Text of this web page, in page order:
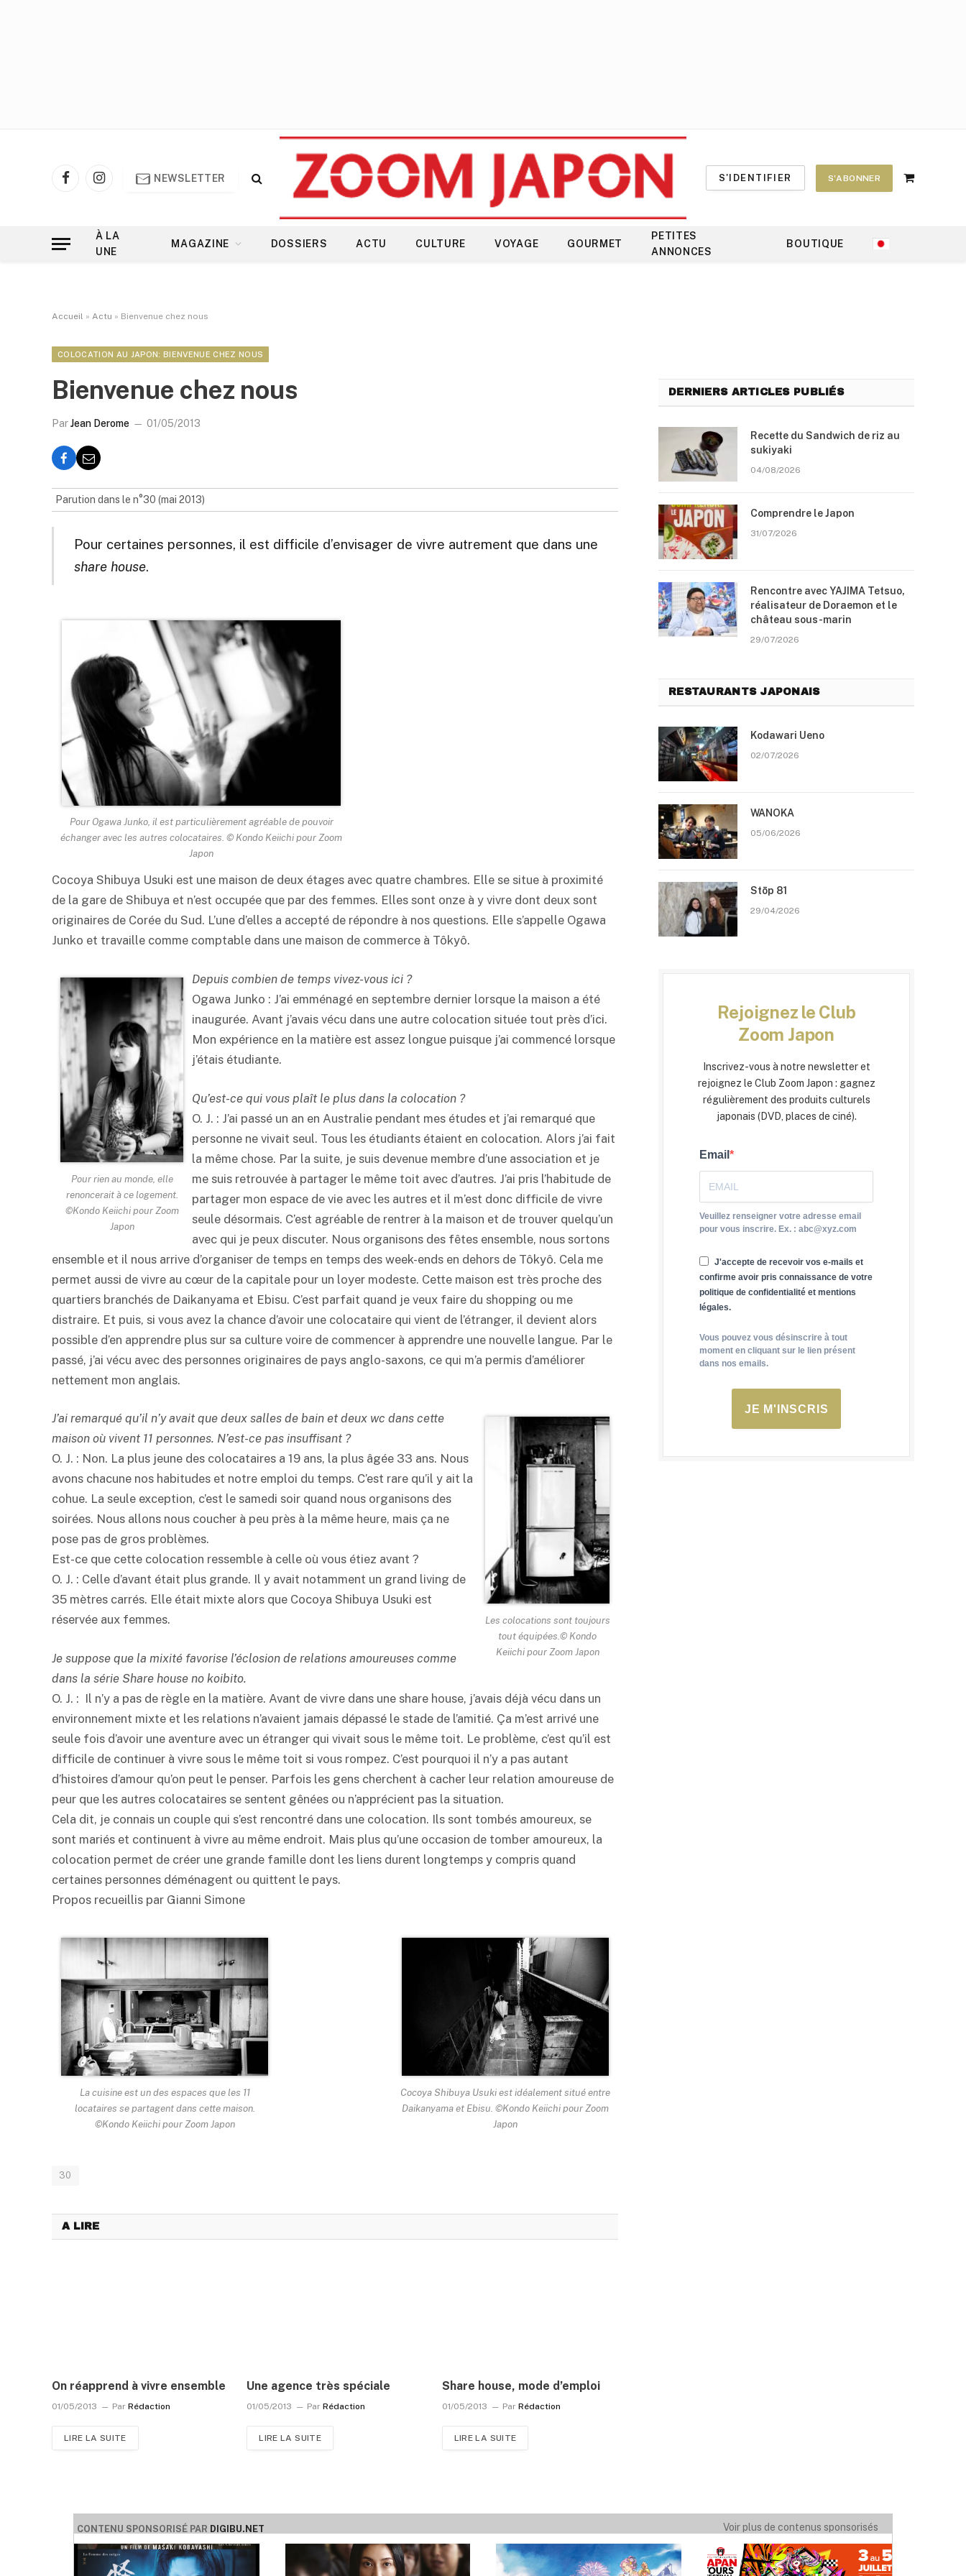
FacebookInstagram
NEWSLETTER S'IDENTIFIER S'ABONNER
Shopping
À LA
UNE
MAGAZINE DOSSIERS ACTU CULTURE VOYAGE GOURMET
PETITES
ANNONCES
BOUTIQUE
Accueil » Actu » Bienvenue chez nous
COLOCATION AU JAPON: BIENVENUE CHEZ NOUS
Bienvenue chez nous
ParJean Derome 01/05/2013
Parution dans le n°30 (mai 2013)
Pour certaines personnes, il est difficile d’envisager de vivre autrement que dans une
share house.
Pour Ogawa Junko, il est particulièrement agréable de pouvoir
échanger avec les autres colocataires. © Kondo Keiichi pour Zoom
Japon
Cocoya Shibuya Usuki est une maison de deux étages avec quatre chambres. Elle se situe à proximité
de la gare de Shibuya et n’est occupée que par des femmes. Elles sont onze à y vivre dont deux sont
originaires de Corée du Sud. L’une d’elles a accepté de répondre à nos questions. Elle s’appelle Ogawa
Junko et travaille comme comptable dans une maison de commerce à Tôkyô.
Pour rien au monde, elle
renoncerait à ce logement.
©Kondo Keiichi pour Zoom
Japon
Depuis combien de temps vivez-vous ici ?
Ogawa Junko : J’ai emménagé en septembre dernier lorsque la maison a été
inaugurée. Avant j’avais vécu dans une autre colocation située tout près d’ici.
Mon expérience en la matière est assez longue puisque j’ai commencé lorsque
j’étais étudiante.
Qu’est-ce qui vous plaît le plus dans la colocation ?
O. J. : J’ai passé un an en Australie pendant mes études et j’ai remarqué que
personne ne vivait seul. Tous les étudiants étaient en colocation. Alors j’ai fait
la même chose. Par la suite, je suis devenue membre d’une association et je
me suis retrouvée à partager le même toit avec d’autres. J’ai pris l’habitude de
partager mon espace de vie avec les autres et il m’est donc difficile de vivre
seule désormais. C’est agréable de rentrer à la maison et de trouver quelqu’un
avec qui je peux discuter. Nous organisons des fêtes ensemble, nous sortons
ensemble et il nous arrive d’organiser de temps en temps des week-ends en dehors de Tôkyô. Cela me
permet aussi de vivre au cœur de la capitale pour un loyer modeste. Cette maison est très proche des
quartiers branchés de Daikanyama et Ebisu. C’est parfait quand je veux faire du shopping ou me
distraire. Et puis, si vous avez la chance d’avoir une colocataire qui vient de l’étranger, il devient alors
possible d’en apprendre plus sur sa culture voire de commencer à apprendre une nouvelle langue. Par le
passé, j’ai vécu avec des personnes originaires de pays anglo-saxons, ce qui m’a permis d’améliorer
nettement mon anglais.
Les colocations sont toujours
tout équipées.© Kondo
Keiichi pour Zoom Japon
J’ai remarqué qu’il n’y avait que deux salles de bain et deux wc dans cette
maison où vivent 11 personnes. N’est-ce pas insuffisant ?
O. J. : Non. La plus jeune des colocataires a 19 ans, la plus âgée 33 ans. Nous
avons chacune nos habitudes et notre emploi du temps. C’est rare qu’il y ait la
cohue. La seule exception, c’est le samedi soir quand nous organisons des
soirées. Nous allons nous coucher à peu près à la même heure, mais ça ne
pose pas de gros problèmes.
Est-ce que cette colocation ressemble à celle où vous étiez avant ?
O. J. : Celle d’avant était plus grande. Il y avait notamment un grand living de
35 mètres carrés. Elle était mixte alors que Cocoya Shibuya Usuki est
réservée aux femmes.
Je suppose que la mixité favorise l’éclosion de relations amoureuses comme
dans la série Share house no koibito.
O. J. : Il n’y a pas de règle en la matière. Avant de vivre dans une share house, j’avais déjà vécu dans un
environnement mixte et les relations n’avaient jamais dépassé le stade de l’amitié. Ça m’est arrivé une
seule fois d’avoir une aventure avec un étranger qui vivait sous le même toit. Le problème, c’est qu’il est
difficile de continuer à vivre sous le même toit si vous rompez. C’est pourquoi il n’y a pas autant
d’histoires d’amour qu’on peut le penser. Parfois les gens cherchent à cacher leur relation amoureuse de
peur que les autres colocataires se sentent gênées ou n’apprécient pas la situation.
Cela dit, je connais un couple qui s’est rencontré dans une colocation. Ils sont tombés amoureux, se
sont mariés et continuent à vivre au même endroit. Mais plus qu’une occasion de tomber amoureux, la
colocation permet de créer une grande famille dont les liens durent longtemps y compris quand
certaines personnes déménagent ou quittent le pays.
Propos recueillis par Gianni Simone
Cocoya Shibuya Usuki est idéalement situé entre
Daikanyama et Ebisu. ©Kondo Keiichi pour Zoom
Japon
La cuisine est un des espaces que les 11
locataires se partagent dans cette maison.
©Kondo Keiichi pour Zoom Japon
30
A LIRE
On réapprend à vivre ensemble
01/05/2013 Par Rédaction
LIRE LA SUITE
Une agence très spéciale
01/05/2013 Par Rédaction
LIRE LA SUITE
Share house, mode d’emploi
01/05/2013 Par Rédaction
LIRE LA SUITE
DERNIERS ARTICLES PUBLIÉS
Recette du Sandwich de riz au
sukiyaki
04/08/2026
Comprendre le Japon
31/07/2026
Rencontre avec YAJIMA Tetsuo,
réalisateur de Doraemon et le
château sous-marin
29/07/2026
RESTAURANTS JAPONAIS
Kodawari Ueno
02/07/2026
WANOKA
05/06/2026
Stōp 81
29/04/2026
Rejoignez le Club
Zoom Japon
Inscrivez-vous à notre newsletter et
rejoignez le Club Zoom Japon : gagnez
régulièrement des produits culturels
japonais (DVD, places de ciné).
Email
Veuillez renseigner votre adresse email
pour vous inscrire. Ex. : abc@xyz.com
J'accepte de recevoir vos e-mails et
confirme avoir pris connaissance de votre
politique de confidentialité et mentions
légales.
Vous pouvez vous désinscrire à tout
moment en cliquant sur le lien présent
dans nos emails.
JE M'INSCRIS
CONTENU SPONSORISÉ PAR DIGIBU.NET Voir plus de contenus sponsorisés